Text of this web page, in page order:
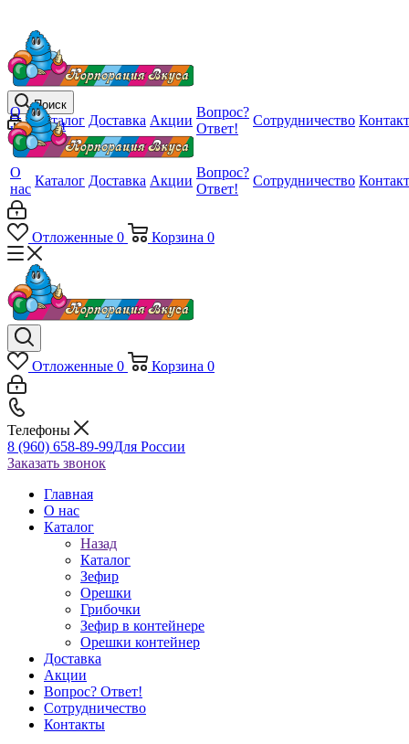
Поиск
Войти
О
нас
Каталог Доставка Акции
Вопрос?
Ответ!
Сотрудничество
О
нас
Каталог Доставка Акции
Вопрос?
Ответ!
Сотрудничество
Отложенные 0 Корзина 0
Отложенные 0 Корзина 0
Телефоны
8 (960) 658-89-99Для России
Заказать звонок
Главная
О нас
Каталог
Назад
Каталог
Зефир
Орешки
Грибочки
Зефир в контейнере
Орешки контейнер
Доставка
Акции
Вопрос? Ответ!
Сотрудничество
Контакты